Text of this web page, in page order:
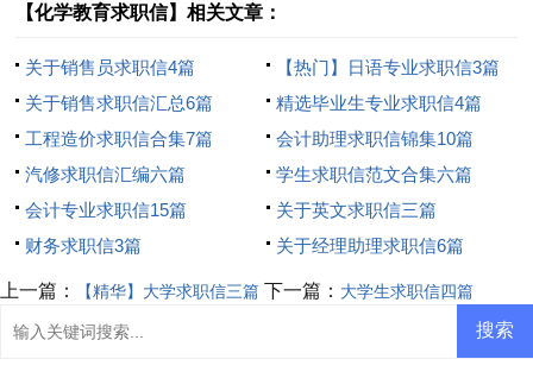
【化学教育求职信】相关文章：
关于销售员求职信4篇
【热门】日语专业求职信3篇
关于销售求职信汇总6篇
精选毕业生专业求职信4篇
工程造价求职信合集7篇
会计助理求职信锦集10篇
汽修求职信汇编六篇
学生求职信范文合集六篇
会计专业求职信15篇
关于英文求职信三篇
财务求职信3篇
关于经理助理求职信6篇
上一篇： 【精华】大学求职信三篇 下一篇： 大学生求职信四篇